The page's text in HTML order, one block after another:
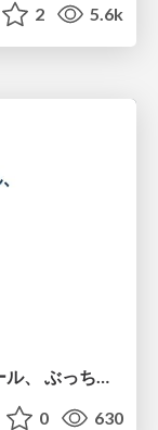
2 5.6k
Android StudioのAIコーディングツール、 ぶっちゃけどうなん？？？
0 630